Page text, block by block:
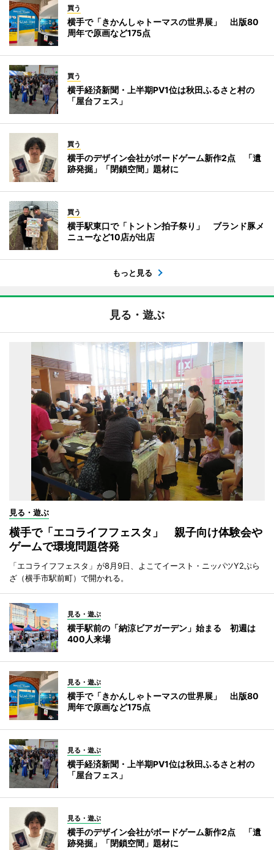
買う
横手で「きかんしゃトーマスの世界展」 出版80
周年で原画など175点
買う
横手経済新聞・上半期PV1位は秋田ふるさと村の
「屋台フェス」
買う
横手のデザイン会社がボードゲーム新作2点 「遺
跡発掘」「閉鎖空間」題材に
買う
横手駅東口で「トントン拍子祭り」 ブランド豚メ
ニューなど10店が出店
もっと見る
見る・遊ぶ
見る・遊ぶ
横手で「エコライフフェスタ」 親子向け体験会や
ゲームで環境問題啓発
「エコライフフェスタ」が8月9日、よこてイースト・ニッパツY2ぷら
ざ（横手市駅前町）で開かれる。
見る・遊ぶ
横手駅前の「納涼ビアガーデン」始まる 初週は
400人来場
見る・遊ぶ
横手で「きかんしゃトーマスの世界展」 出版80
周年で原画など175点
見る・遊ぶ
横手経済新聞・上半期PV1位は秋田ふるさと村の
「屋台フェス」
見る・遊ぶ
横手のデザイン会社がボードゲーム新作2点 「遺
跡発掘」「閉鎖空間」題材に